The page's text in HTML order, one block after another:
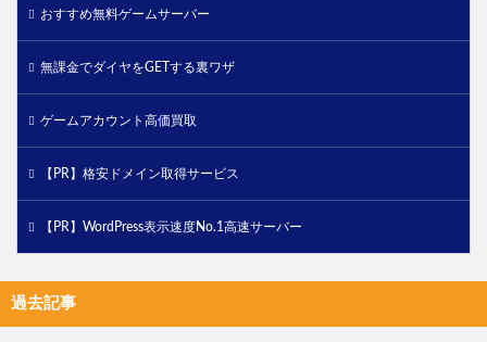
おすすめ無料ゲームサーバー
無課金でダイヤをGETする裏ワザ
ゲームアカウント高価買取
【PR】格安ドメイン取得サービス
【PR】WordPress表示速度No.1高速サーバー
過去記事